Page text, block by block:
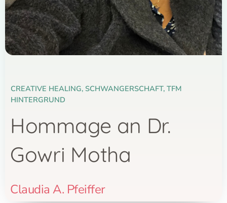
CREATIVE HEALING, SCHWANGERSCHAFT, TFM
HINTERGRUND
Hommage an Dr.
Gowri Motha
Claudia A. Pfeiffer